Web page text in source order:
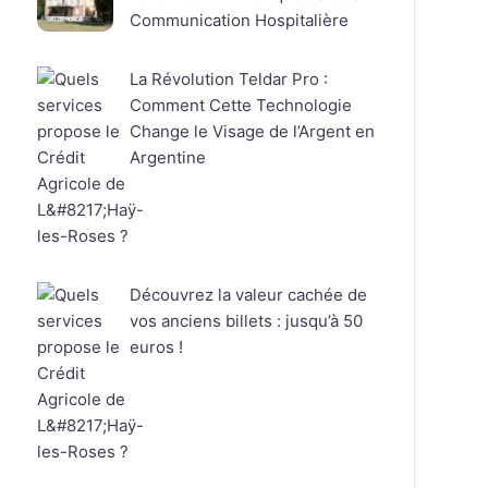
Communication Hospitalière
La Révolution Teldar Pro :
Comment Cette Technologie
Change le Visage de l’Argent en
Argentine
Découvrez la valeur cachée de
vos anciens billets : jusqu’à 50
euros !